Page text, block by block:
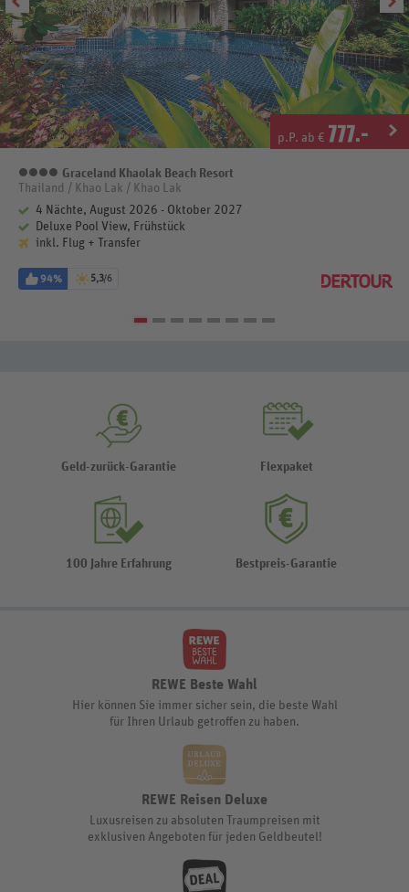
p.P. ab € 777.-
4 Sterne
Graceland Khaolak Beach Resort
Thailand / Khao Lak / Khao Lak
4 Nächte, August 2026 - Oktober 2027
Deluxe Pool View, Frühstück
inkl. Flug + Transfer
94% 5,3/6
Geld-zurück-Garantie Flexpaket
100 Jahre Erfahrung Bestpreis-Garantie
REWE Beste Wahl
Hier können Sie immer sicher sein, die beste Wahl
für Ihren Urlaub getroffen zu haben.
REWE Reisen Deluxe
Luxusreisen zu absoluten Traumpreisen mit
exklusiven Angeboten für jeden Geldbeutel!